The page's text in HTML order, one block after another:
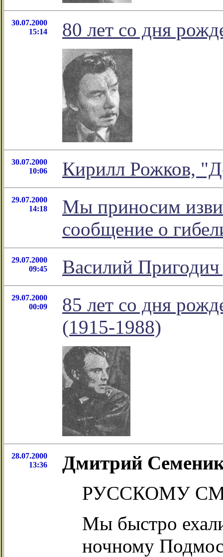
30.07.2000
15:14
80 лет со дня
30.07.2000
10:06
Кирилл Рожков,
29.07.2000
14:18
Мы приносим
сообщение о
29.07.2000
09:45
Василий
29.07.2000
00:09
85 лет со дня
(1915-1988)
28.07.2000
13:36
Дмитрий
РУССКОМУ
Мы быстро
ночному